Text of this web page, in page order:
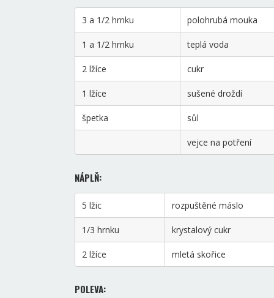
3 a 1/2 hrnku polohrubá mouka
1 a 1/2 hrnku teplá voda
2 lžíce cukr
1 lžíce sušené droždí
špetka sůl
vejce na potření
NÁPLŇ:
5 lžic rozpuštěné máslo
1/3 hrnku krystalový cukr
2 lžíce mletá skořice
POLEVA: